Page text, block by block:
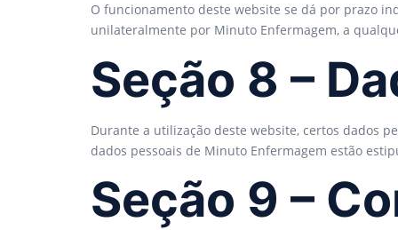
O funcionamento deste website se dá por prazo
unilateralmente por Minuto Enfermagem, a
Seção 8 –
Durante a utilização deste website, certos dados
dados pessoais de Minuto Enfermagem estão
Seção 9 –